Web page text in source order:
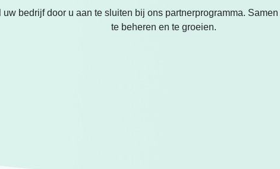
uw bedrijf door u aan te sluiten bij ons partnerprogramma.
te beheren en te groeien.